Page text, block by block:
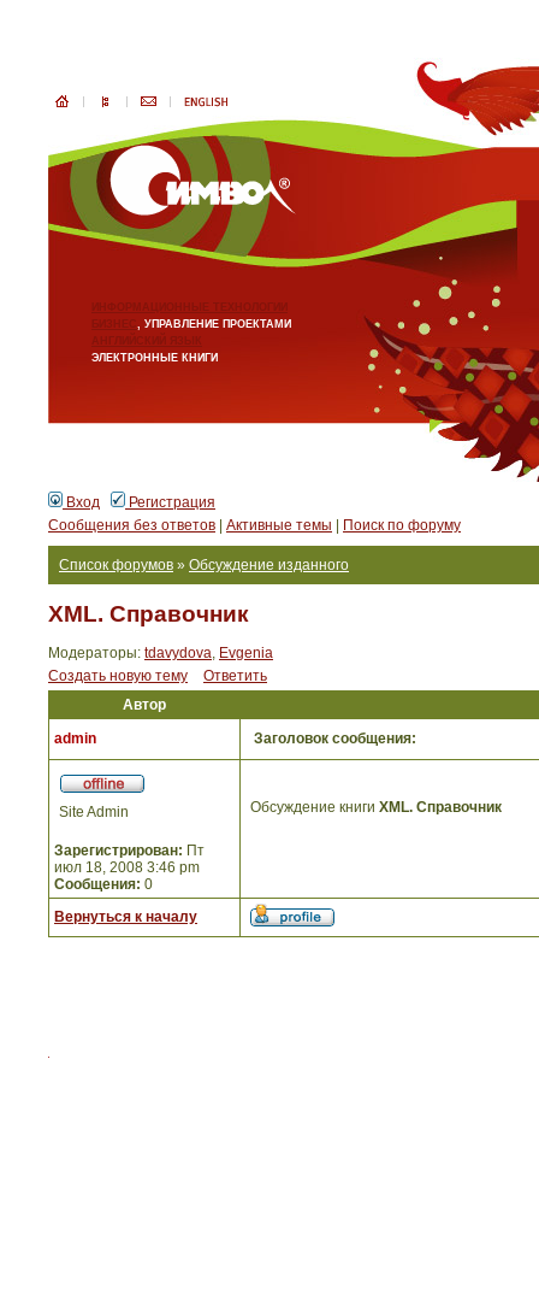
ИНФОРМАЦИОННЫЕ ТЕХНОЛОГИИ
БИЗНЕС, УПРАВЛЕНИЕ ПРОЕКТАМИ
АНГЛИЙСКИЙ ЯЗЫК
ЭЛЕКТРОННЫЕ КНИГИ
Вход
Регистрация
Сообщения без ответов
Активные темы Поиск по форуму
Список форумов » Обсуждение изданного
XML. Справочник
Модераторы: tdavydova, Evgenia
Создать новую тему
Ответить
Автор
admin
Заголовок сообщения:
Site Admin
Зарегистрирован: Пт
июл 18, 2008 3:46 pm
Сообщения: 0
Обсуждение книги XML. Справочник
Вернуться к началу